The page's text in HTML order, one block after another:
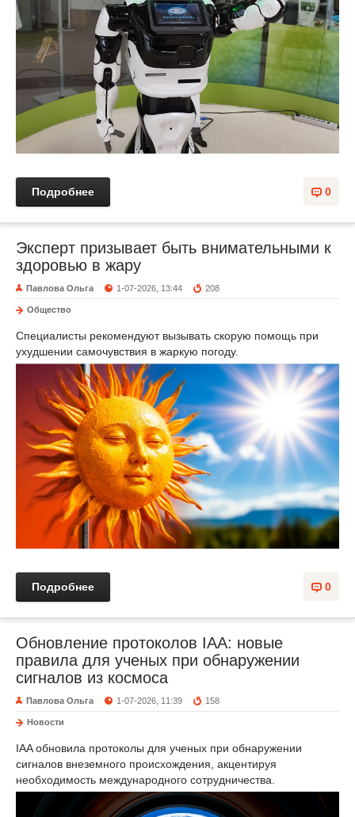
0
Подробнее
Эксперт призывает быть внимательными к
здоровью в жару
Павлова Ольга 1-07-2026, 13:44 208
Общество
Специалисты рекомендуют вызывать скорую помощь при
ухудшении самочувствия в жаркую погоду.
0
Подробнее
Обновление протоколов IAA: новые
правила для ученых при обнаружении
сигналов из космоса
Павлова Ольга 1-07-2026, 11:39 158
Новости
IAA обновила протоколы для ученых при обнаружении
сигналов внеземного происхождения, акцентируя
необходимость международного сотрудничества.